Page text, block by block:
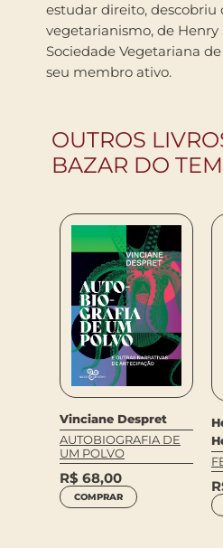
estudar direito, descobriu
vegetarianismo, de Henry
Sociedade Vegetariana
seu membro ativo.
OUTROS
BAZAR DO
Vinciane Despret
AUTOBIOGRAFIA DE
UM POLVO
R$ 68,00
COMPRAR